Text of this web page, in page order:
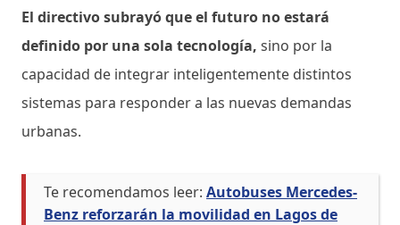
El directivo subrayó que el futuro no estará
definido por una sola tecnología, sino por la
capacidad de integrar inteligentemente distintos
sistemas para responder a las nuevas demandas
urbanas.
Te recomendamos leer: Autobuses Mercedes-
Benz reforzarán la movilidad en Lagos de